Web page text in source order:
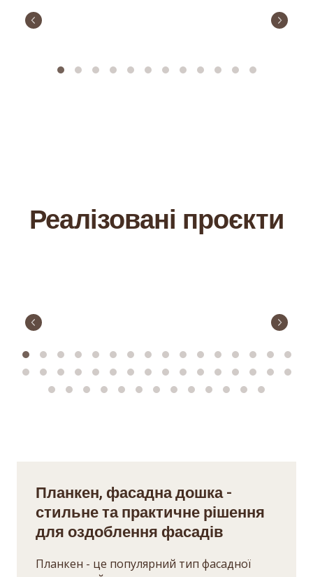
Реалізовані проєкти
Планкен, фасадна дошка -
стильне та практичне рішення
для оздоблення фасадів
Планкен - це популярний тип фасадної